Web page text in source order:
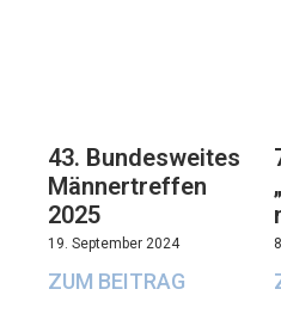
43. Bundesweites
Männertreffen
2025
19. September 2024
ZUM BEITRAG